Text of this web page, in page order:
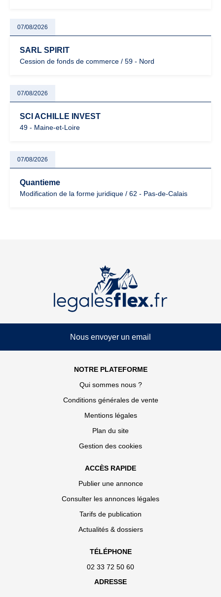
07/08/2026
SARL SPIRIT
Cession de fonds de commerce / 59 - Nord
07/08/2026
SCI ACHILLE INVEST
49 - Maine-et-Loire
07/08/2026
Quantieme
Modification de la forme juridique / 62 - Pas-de-Calais
Nous envoyer un email
NOTRE PLATEFORME
Qui sommes nous ?
Conditions générales de vente
Mentions légales
Plan du site
Gestion des cookies
ACCÈS RAPIDE
Publier une annonce
Consulter les annonces légales
Tarifs de publication
Actualités & dossiers
TÉLÉPHONE
02 33 72 50 60
ADRESSE